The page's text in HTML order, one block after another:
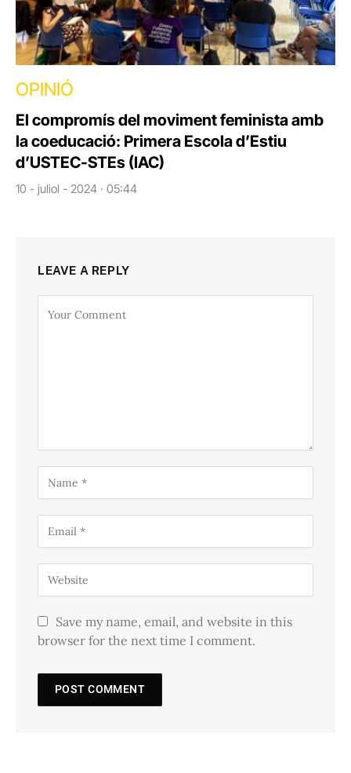
OPINIÓ
El compromís del moviment feminista amb
la coeducació: Primera Escola d’Estiu
d’USTEC-STEs (IAC)
10 - juliol - 2024 · 05:44
LEAVE A REPLY
Save my name, email, and website in this
browser for the next time I comment.